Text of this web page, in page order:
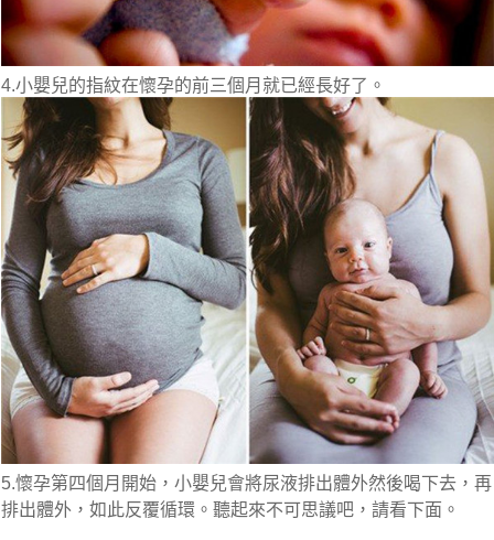
4.小嬰兒的指紋在懷孕的前三個月就已經長好了。
5.懷孕第四個月開始，小嬰兒會將尿液排出體外然後喝下去，再
排出體外，如此反覆循環。聽起來不可思議吧，請看下面。